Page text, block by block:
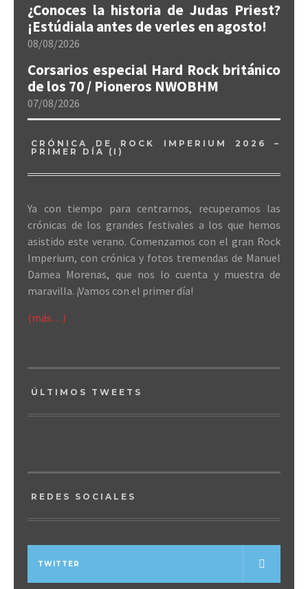
¿Conoces la historia de Judas Priest?
¡Estúdiala antes de verles en agosto!
08/08/2026
Corsarios especial Hard Rock británico
de los 70 / Pioneros NWOBHM
07/08/2026
CRÓNICA DE ROCK IMPERIUM 2026 –
PRIMER DÍA (I)
Ya con tiempo para centrarnos, recuperamos las
crónicas de los grandes festivales a los que hemos
asistido este verano. Comenzamos con el gran Rock
Imperium, con crónica y fotos tremendas de Manuel
Damea Morenas, que nos lo cuenta y muestra de
maravilla. ¡Vamos con el primer día!
(más…)
ÚLTIMOS TWEETS
REDES SOCIALES
TWITTER